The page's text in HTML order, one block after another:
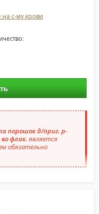
с-му крови
порошок д/приг. р-
флак.является
обязательно